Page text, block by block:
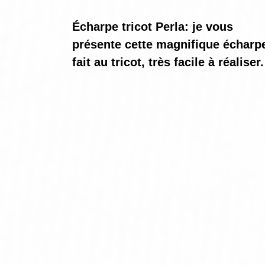
Écharpe tricot Perla: je vous
présente cette magnifique
fait au tricot, très facile à réaliser.